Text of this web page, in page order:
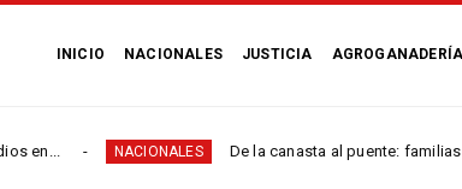
INICIO NACIONALES JUSTICIA AGROGANADERÍA
NACIONALES De la canasta al puente: familias de San